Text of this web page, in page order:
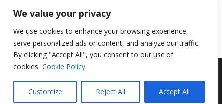
We value your privacy
We use cookies to enhance your browsing experience,
serve personalized ads or content, and analyze our traffic.
By clicking "Accept All", you consent to our use of
cookies. Cookie Policy
Customize Reject All Accept All
Designed by FBG radgjof ehf. 2023-2024 - All rights
reserved.